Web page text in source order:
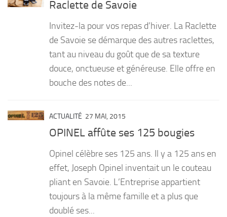
Raclette de Savoie
Invitez-la pour vos repas d’hiver. La Raclette
de Savoie se démarque des autres raclettes,
tant au niveau du goût que de sa texture
douce, onctueuse et généreuse. Elle offre en
bouche des notes de...
ACTUALITÉ 27 MAI, 2015
OPINEL affûte ses 125 bougies
Opinel célèbre ses 125 ans. Il y a 125 ans en
effet, Joseph Opinel inventait un le couteau
pliant en Savoie. L’Entreprise appartient
toujours à la même famille et a plus que
doublé ses...